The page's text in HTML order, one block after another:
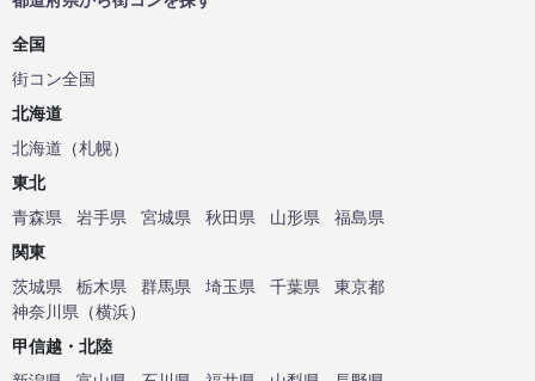
全国
街コン全国
北海道
北海道 （札幌）
東北
青森県
岩手県 宮城県 秋田県 山形県
福島県
関東
茨城県
栃木県 群馬県 埼玉県 千葉県
東京都
神奈川県 （横浜）
甲信越・北陸